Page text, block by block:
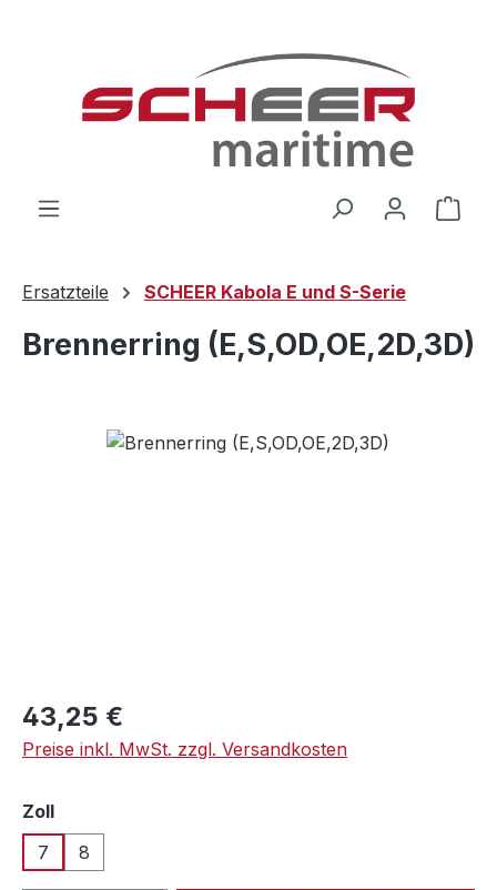
Ersatzteile SCHEER Kabola E und S-Serie
Brennerring (E,S,OD,OE,2D,3D)
Bildergalerie überspringen
Regulärer Preis:
43,25 €
Preise inkl. MwSt. zzgl. Versandkosten
Zollauswählen
7
8